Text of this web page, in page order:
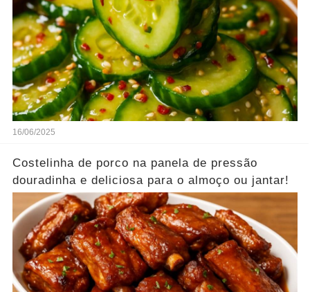
16/06/2025
Costelinha de porco na panela de pressão
douradinha e deliciosa para o almoço ou jantar!